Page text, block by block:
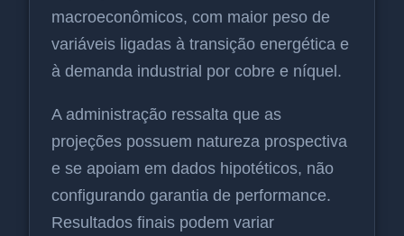
macroeconômicos, com maior peso de
variáveis ligadas à transição energética e
à demanda industrial por cobre e níquel.
A administração ressalta que as
projeções possuem natureza prospectiva
e se apoiam em dados hipotéticos, não
configurando garantia de performance.
Resultados finais podem variar